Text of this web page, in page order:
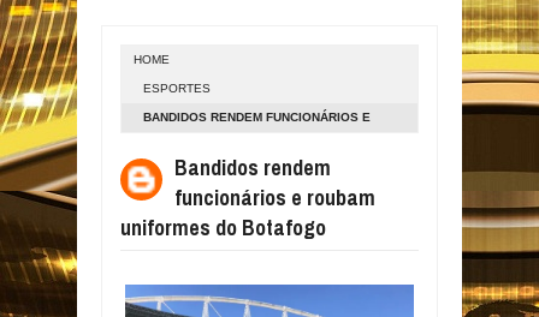
HOME
ESPORTES
BANDIDOS RENDEM FUNCIONÁRIOS E
Bandidos rendem
funcionários e roubam
uniformes do Botafogo